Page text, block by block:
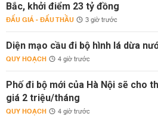
Bắc, khởi điểm 23 tỷ đồng
ĐẤU GIÁ - ĐẤU THẦU 3 giờ trước
Diện mạo cầu đi bộ hình lá dừa
QUY HOẠCH 4 giờ trước
Phố đi bộ mới của Hà Nội sẽ cho
giá 2 triệu/tháng
QUY HOẠCH 4 giờ trước